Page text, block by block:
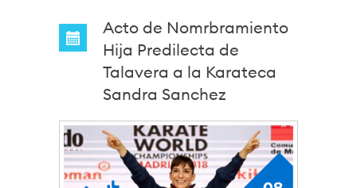
Acto de Nomrbramiento
Hija Predilecta de
Talavera a la Karateca
Sandra Sanchez